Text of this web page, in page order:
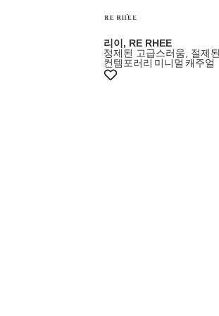
리이, RE RHEE
정제된 고급스러움, 절제
컨템포러리 미니멀 캐주얼